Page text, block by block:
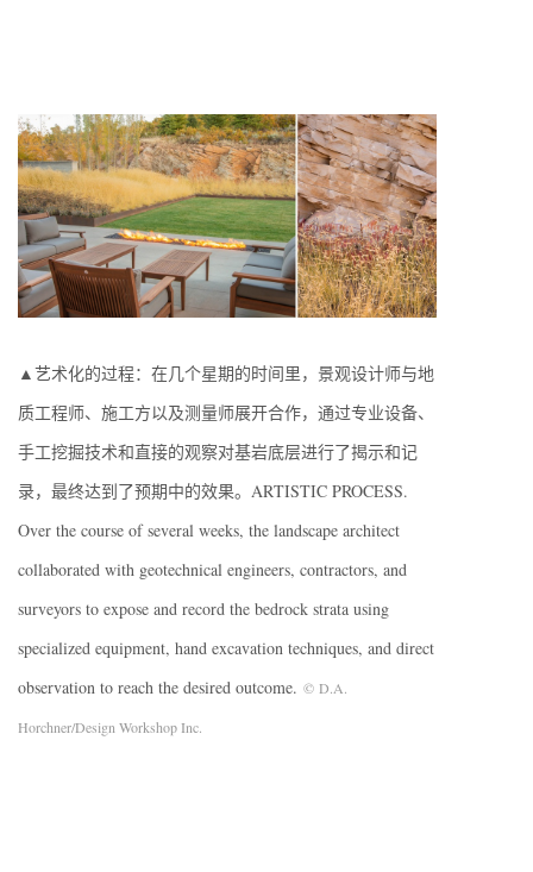
▲艺术化的过程：在几个星期的时间里，景观设计师与地
质工程师、施工方以及测量师展开合作，通过专业设备、
手工挖掘技术和直接的观察对基岩底层进行了揭示和记
录，最终达到了预期中的效果。ARTISTIC PROCESS.
Over the course of several weeks, the landscape architect
collaborated with geotechnical engineers, contractors, and
surveyors to expose and record the bedrock strata using
specialized equipment, hand excavation techniques, and direct
observation to reach the desired outcome. © D.A.
Horchner/Design Workshop Inc.